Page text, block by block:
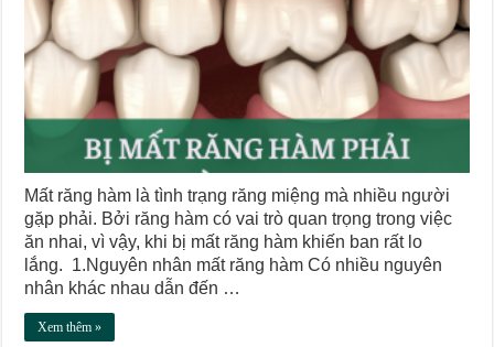
Mất răng hàm là tình trạng răng miệng mà nhiều người
gặp phải. Bởi răng hàm có vai trò quan trọng trong việc
ăn nhai, vì vậy, khi bị mất răng hàm khiến ban rất lo
lắng. 1.Nguyên nhân mất răng hàm Có nhiều nguyên
nhân khác nhau dẫn đến …
Xem thêm »